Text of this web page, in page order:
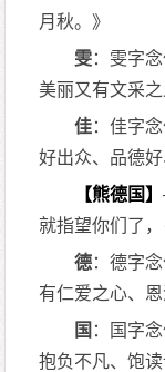
月秋。》
雯：雯字
美丽又有文采之
佳：佳字
好出众、品德好
【熊德国】
就指望你们了，
德：德字
有仁爱之心、
国 ：国字
抱负不凡、饱读